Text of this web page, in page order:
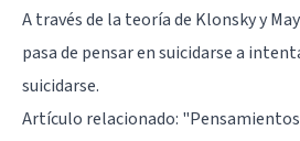
A través de la teoría de Klonsky y
pasa de pensar en suicidarse a
suicidarse.
Artículo relacionado: "Pensamientos